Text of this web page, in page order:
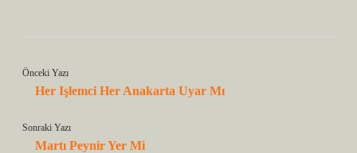
Önceki Yazı
Her Işlemci Her Anakarta Uyar Mı
Sonraki Yazı
Martı Peynir Yer Mi